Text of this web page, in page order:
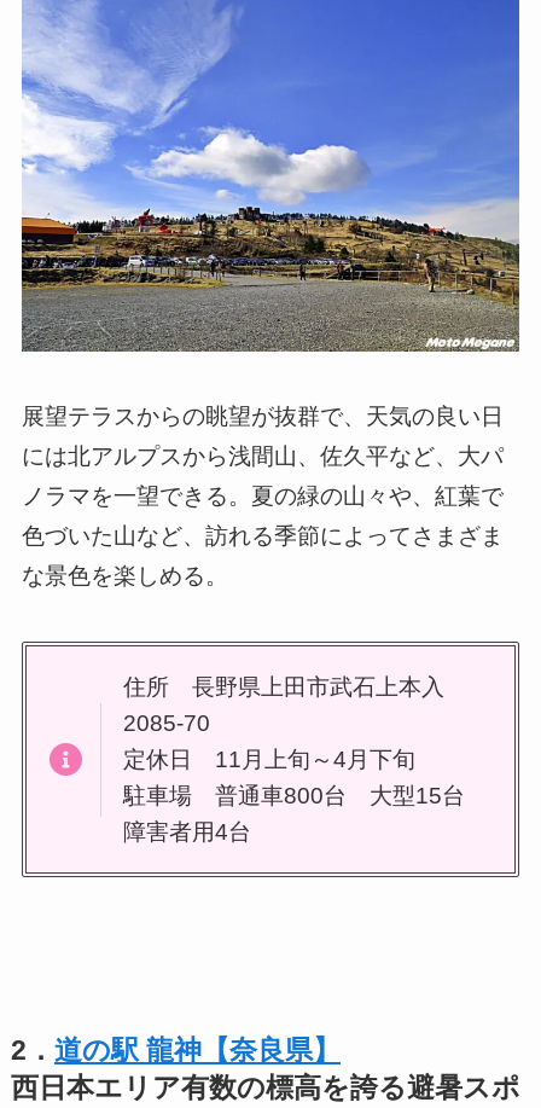
展望テラスからの眺望が抜群で、天気の良い日
には北アルプスから浅間山、佐久平など、大パ
ノラマを一望できる。夏の緑の山々や、紅葉で
色づいた山など、訪れる季節によってさまざま
な景色を楽しめる。
住所 長野県上田市武石上本入
2085-70
定休日 11月上旬～4月下旬
駐車場 普通車800台 大型15台
障害者用4台
2． 道の駅 龍神【奈良県】
西日本エリア有数の標高を誇る避暑スポ